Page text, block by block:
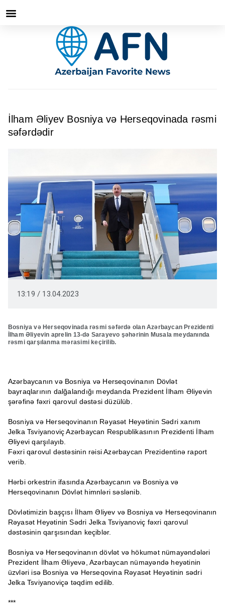
İlham Əliyev Bosniya və Herseqovinada rəsmi
səfərdədir
13:19 / 13.04.2023
Bosniya və Herseqovinada rəsmi səfərdə olan Azərbaycan Prezidenti
İlham Əliyevin aprelin 13-də Sarayevo şəhərinin Musala meydanında
rəsmi qarşılanma mərasimi keçirilib.
Azərbaycanın və Bosniya və Herseqovinanın Dövlət
bayraqlarının dalğalandığı meydanda Prezident İlham Əliyevin
şərəfinə fəxri qarovul dəstəsi düzülüb.
Bosniya və Herseqovinanın Rəyasət Heyətinin Sədri xanım
Jelka Tsviyanoviç Azərbaycan Respublikasının Prezidenti İlham
Əliyevi qarşılayıb.
Fəxri qarovul dəstəsinin rəisi Azərbaycan Prezidentinə raport
verib.
Hərbi orkestrin ifasında Azərbaycanın və Bosniya və
Herseqovinanın Dövlət himnləri səslənib.
Dövlətimizin başçısı İlham Əliyev və Bosniya və Herseqovinanın
Rəyasət Heyətinin Sədri Jelka Tsviyanoviç fəxri qarovul
dəstəsinin qarşısından keçiblər.
Bosniya və Herseqovinanın dövlət və hökumət nümayəndələri
Prezident İlham Əliyevə, Azərbaycan nümayəndə heyətinin
üzvləri isə Bosniya və Herseqovina Rəyasət Heyətinin sədri
Jelka Tsviyanoviçə təqdim edilib.
***